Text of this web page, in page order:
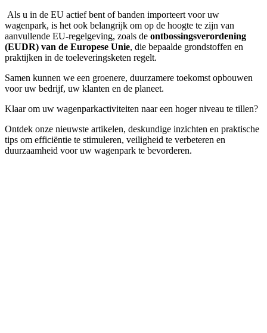
Als u in de EU actief bent of banden importeert voor uw
wagenpark, is het ook belangrijk om op de hoogte te zijn van
aanvullende EU-regelgeving, zoals de ontbossingsverordening
(EUDR) van de Europese Unie, die bepaalde grondstoffen en
praktijken in de toeleveringsketen regelt.
Samen kunnen we een groenere, duurzamere toekomst opbouwen
voor uw bedrijf, uw klanten en de planeet.
Klaar om uw wagenparkactiviteiten naar een hoger niveau te tillen?
Ontdek onze nieuwste artikelen, deskundige inzichten en praktische
tips om efficiëntie te stimuleren, veiligheid te verbeteren en
duurzaamheid voor uw wagenpark te bevorderen.